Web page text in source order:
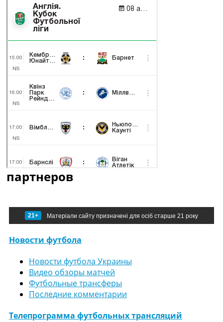
партнеров
21+ Матеріали сайту призначені для осіб старше 21 року
Новости футбола
Новости футбола Украины
Видео обзоры матчей
Футбольные трансферы
Последние комментарии
Телепрограмма футбольных трансляций